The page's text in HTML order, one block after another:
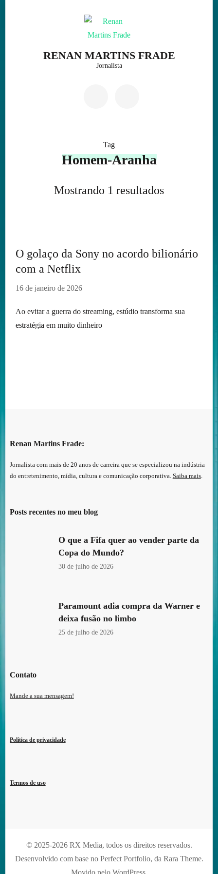
RENAN MARTINS FRADE
Jornalista
Tag
Homem-Aranha
Mostrando 1 resultados
O golaço da Sony no acordo bilionário
com a Netflix
16 de janeiro de 2026
Ao evitar a guerra do streaming, estúdio transforma sua
estratégia em muito dinheiro
Renan Martins Frade:
Jornalista com mais de 20 anos de carreira que se especializou na indústria
do entretenimento, mídia, cultura e comunicação corporativa. Saiba mais.
Posts recentes no meu blog
O que a Fifa quer ao vender parte da
Copa do Mundo?
30 de julho de 2026
Paramount adia compra da Warner e
deixa fusão no limbo
25 de julho de 2026
Contato
Mande a sua mensagem!
Política de privacidade
Termos de uso
© 2025-2026 RX Media, todos os direitos reservados.
Desenvolvido com base no Perfect Portfolio, da Rara Theme.
Movido pelo WordPress.